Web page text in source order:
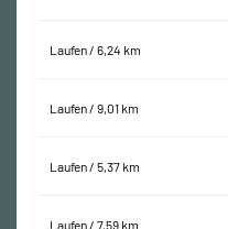
Laufen / 6,24 km
Laufen / 9,01 km
Laufen / 5,37 km
Laufen / 7,59 km